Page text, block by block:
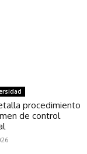
procedimiento
de control